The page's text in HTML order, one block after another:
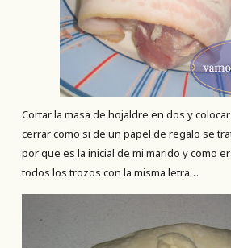
Cortar la masa de hojaldre en dos y
cerrar como si de un papel de regalo se
por que es la inicial de mi marido y como
todos los trozos con la misma letra…